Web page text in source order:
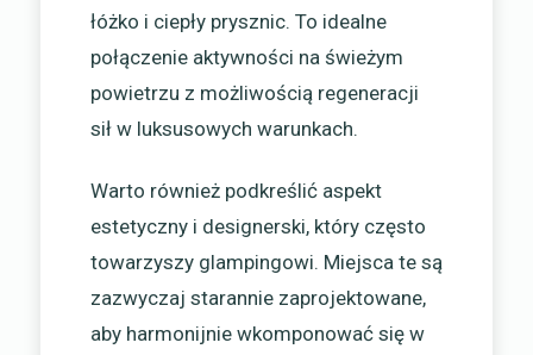
łóżko i ciepły prysznic. To idealne
połączenie aktywności na świeżym
powietrzu z możliwością regeneracji
sił w luksusowych warunkach.
Warto również podkreślić aspekt
estetyczny i designerski, który często
towarzyszy glampingowi. Miejsca te są
zazwyczaj starannie zaprojektowane,
aby harmonijnie wkomponować się w